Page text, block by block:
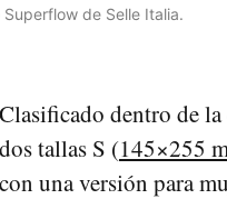
Superflow de Selle Italia.
Clasificado dentro de
dos tallas S (145×255
con una versión para